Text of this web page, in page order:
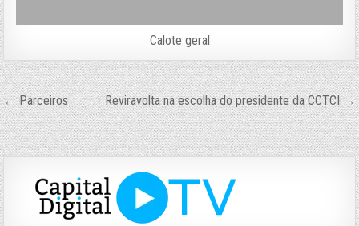
Calote geral
Navegação
de
Post
← Parceiros Reviravolta na escolha do presidente da CCTCI →